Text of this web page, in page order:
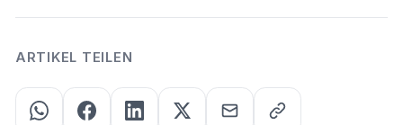
ARTIKEL TEILEN